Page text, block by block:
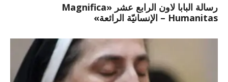
رسالة البابا لاون الرابع عشر «Magnifica
Humanitas – الإنسانيّة الرائعة»